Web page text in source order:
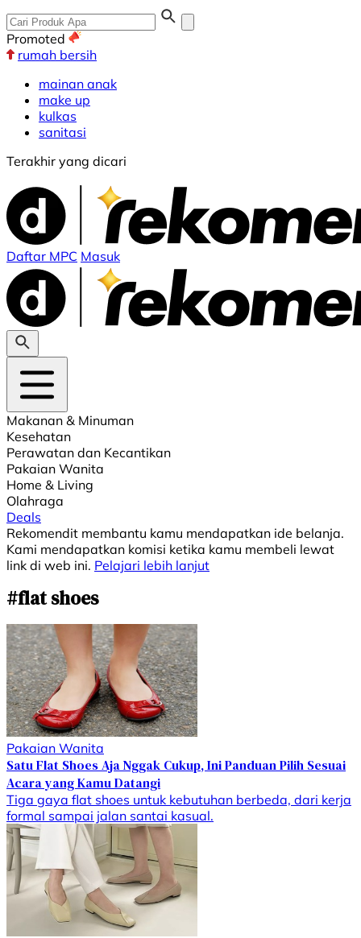
Promoted
rumah bersih
mainan anak
make up
kulkas
sanitasi
Terakhir yang dicari
Daftar MPC Masuk
Makanan & Minuman
Kesehatan
Perawatan dan Kecantikan
Pakaian Wanita
Home & Living
Olahraga
Deals
Rekomendit membantu kamu mendapatkan ide belanja.
Kami mendapatkan komisi ketika kamu membeli lewat
link di web ini. Pelajari lebih lanjut
#flat shoes
Pakaian Wanita
Satu Flat Shoes Aja Nggak Cukup, Ini Panduan Pilih Sesuai
Acara yang Kamu Datangi
Tiga gaya flat shoes untuk kebutuhan berbeda, dari kerja
formal sampai jalan santai kasual.